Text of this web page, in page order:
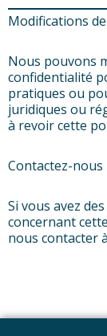
Modifications
Nous pouvons
confidentialité
pratiques ou
juridiques ou
à revoir cette
Contactez-nous
Si vous avez
concernant
nous contacter